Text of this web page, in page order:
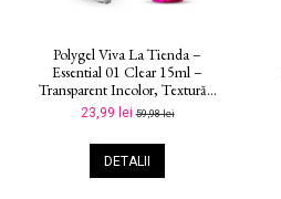
Polygel Viva La Tienda –
Essential 01 Clear 15ml –
Transparent Incolor, Textură...
23,99 lei59,98 lei
DETALII